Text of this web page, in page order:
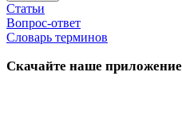
Статьи
Вопрос-ответ
Словарь терминов
Скачайте наше приложение